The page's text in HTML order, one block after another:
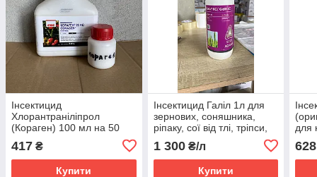
Інсектицид
Хлорантраніліпрол
(Кораген) 100 мл на 50
сот для яблуні, картоплі,
кукурудзи і томату від
вогнівки
417 ₴
Купити
Інсектицид Галіл 1л для
зернових, соняшника,
ріпаку, сої від тлі, тріпси,
квітоїда, совки, цибулевої
мухи, совки довгоносика
1 300₴/л
Купити
для
628